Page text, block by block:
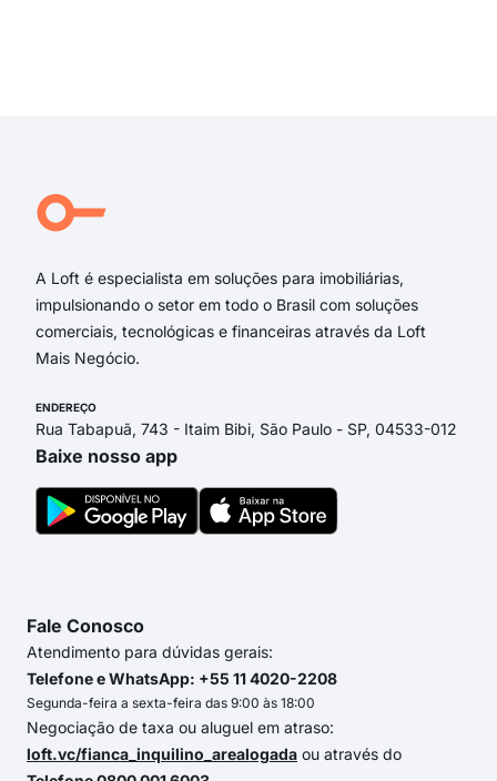
A Loft é especialista em soluções para imobiliárias,
impulsionando o setor em todo o Brasil com soluções
comerciais, tecnológicas e financeiras através da Loft
Mais Negócio.
ENDEREÇO
Rua Tabapuã, 743 - Itaim Bibi, São Paulo - SP, 04533-012
Baixe nosso app
Fale Conosco
Atendimento para dúvidas gerais:
Telefone e WhatsApp: +55 11 4020-2208
Segunda-feira a sexta-feira das 9:00 às 18:00
Negociação de taxa ou aluguel em atraso:
loft.vc/fianca_inquilino_arealogada ou através do